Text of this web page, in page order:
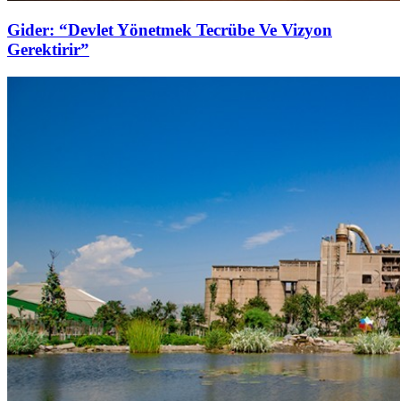
Gider: “Devlet Yönetmek Tecrübe Ve Vizyon
Gerektirir”